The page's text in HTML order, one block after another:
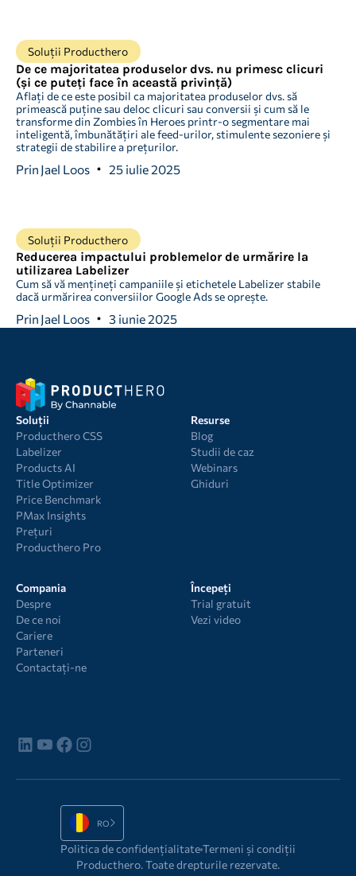
Soluții Producthero
De ce majoritatea produselor dvs. nu primesc clicuri
(și ce puteți face în această privință)
Aflați de ce este posibil ca majoritatea produselor dvs. să
primească puține sau deloc clicuri sau conversii și cum să le
transforme din Zombies în Heroes printr-o segmentare mai
inteligentă, îmbunătățiri ale feed-urilor, stimulente sezoniere și
strategii de stabilire a prețurilor.
Prin Jael Loos 25 iulie 2025
Soluții Producthero
Reducerea impactului problemelor de urmărire la
utilizarea Labelizer
Cum să vă mențineți campaniile și etichetele Labelizer stabile
dacă urmărirea conversiilor Google Ads se oprește.
Prin Jael Loos 3 iunie 2025
Soluții
Producthero CSS
Labelizer
Products AI
Title Optimizer
Price Benchmark
PMax Insights
Prețuri
Producthero Pro
Resurse
Blog
Studii de caz
Webinars
Ghiduri
Compania
Despre
De ce noi
Cariere
Parteneri
Contactați-ne
Începeți
Trial gratuit
Vezi video
RO
Politica de confidențialitate Termeni și condiții
Producthero. Toate drepturile rezervate.